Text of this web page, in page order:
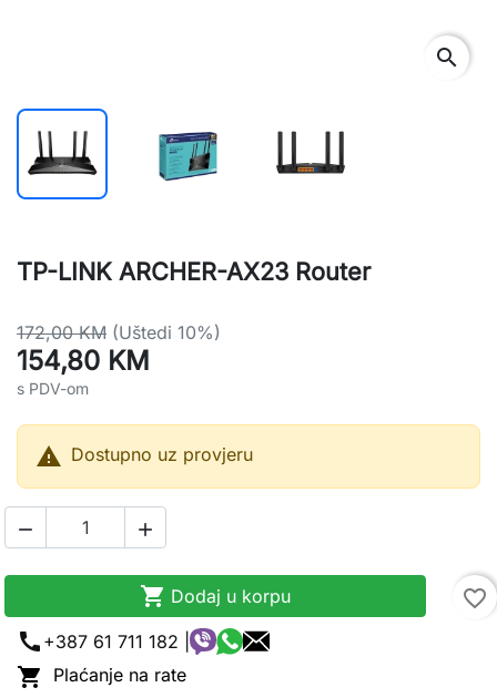
search
TP-LINK ARCHER-AX23 Router
172,00 KM (Uštedi 10%)
154,80 KM
s PDV-om
 Dostupno uz provjeru
 
 Dodaj u korpu
favorite_border
call +387 61 711 182 |
 Plaćanje na rate